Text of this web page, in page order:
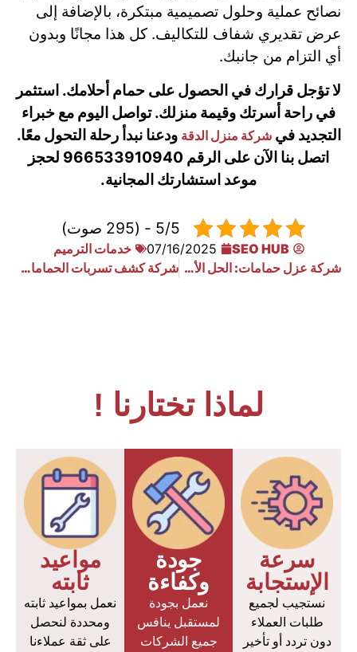
نصائح عملية وحلول تصميمية مبتكرة، بالإضافة إلى
عرض تقديري شفاف للتكاليف. كل هذا مجانًا وبدون
أي التزام من جانبك.
لا تؤجل قرارك في الحصول على حمام أحلامك. استثمر
في راحة أسرتك وقيمة منزلك. تواصل اليوم مع خبراء
التجديد فيشركة منزل الدقة ودعنا نبدأ رحلة التحول معًا.
اتصل بنا الآن على الرقم 966533910940 لحجز
موعد استشارتك المجانية.
5/5 - (295 صوت)
SEO HUB
07/16/2025
خدمات الترميم
شركة عزل حمامات: الحل الأمثل لحماية منزلك من تسربات المياه والرطوبة
شركة كشف تسربات الحمامات بالرياض
لماذا تختارنا !
سرعة
الإستجابة
نستجيب لجميع
طلبات العملاء
دون تردد أو تأخير
جودة
وكفاءة
نعمل بجودة
لمستقبل ينافس
جميع الشركات
مواعيد
ثابته
نعمل بمواعيد ثابته
ومحددة لنحصل
على ثقة عملاءنا